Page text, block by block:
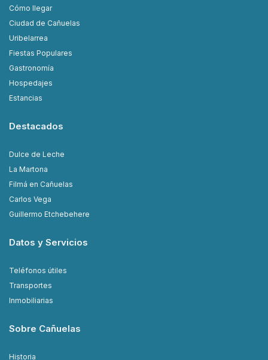
Cómo llegar
Ciudad de Cañuelas
Uribelarrea
Fiestas Populares
Gastronomía
Hospedajes
Estancias
Destacados
Dulce de Leche
La Martona
Filmá en Cañuelas
Carlos Vega
Guillermo Etchebehere
Datos y Servicios
Teléfonos útiles
Transportes
Inmobiliarias
Sobre Cañuelas
Historia